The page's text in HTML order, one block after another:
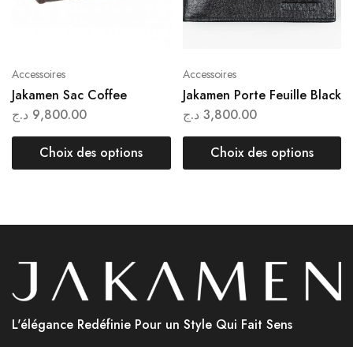
Accessoires
Jakamen Sac Coffee
9,800.00 د.ج
Choix des options
Accessoires
Jakamen Porte Feuille Black
3,800.00 د.ج
Choix des options
L'élégance Redéfinie Pour un Style Qui Fait Sens